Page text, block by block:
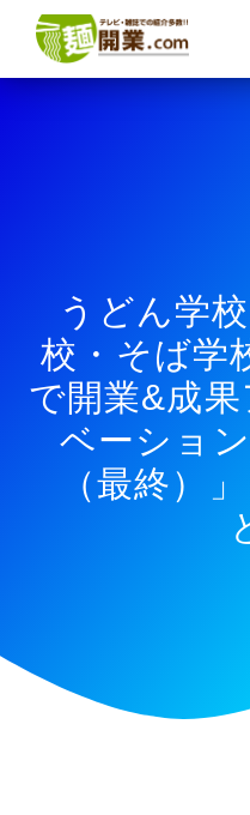
うどん学
校・そば学
で開業&成
ベーショ
（最終）